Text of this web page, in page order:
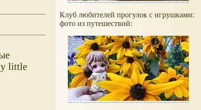
little
Клуб любителей прогулок с игрушками:
фото из путешествий: